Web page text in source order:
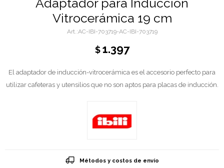
Adaptador para Inducción
Vitrocerámica 19 cm
AC-IBI-703719-AC-IBI-703719
$ 1.397
El adaptador de inducción-vitrocerámica es el accesorio perfecto para
utilizar cafeteras y utensilios que no son aptos para placas de inducción.
Métodos y costos de envío